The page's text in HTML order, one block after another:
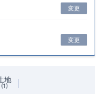
変更
変更
地
1